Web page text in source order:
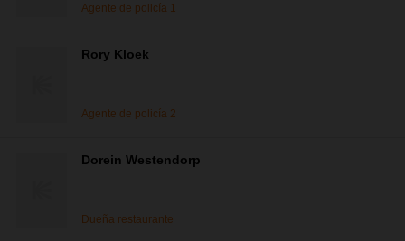
Agente de policía 1
Rory Kloek
Agente de policía 2
Dorein Westendorp
Dueña restaurante